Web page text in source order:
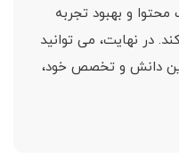
و بهبود تجربه
در نهایت، می توانید
دانش و تخصص خود،